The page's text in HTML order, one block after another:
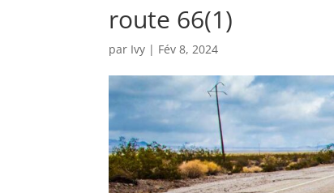
route 66(1)
par Ivy | Fév 8, 2024